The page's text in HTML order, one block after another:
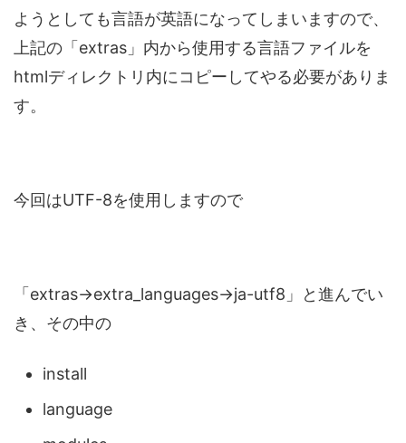
ようとしても言語が英語になってしまいますので、
上記の「extras」内から使用する言語ファイルを
htmlディレクトリ内にコピーしてやる必要がありま
す。
今回はUTF-8を使用しますので
「extras→extra_languages→ja-utf8」と進んでい
き、その中の
install
language